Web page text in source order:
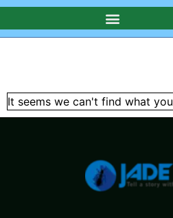
It seems we can't find what